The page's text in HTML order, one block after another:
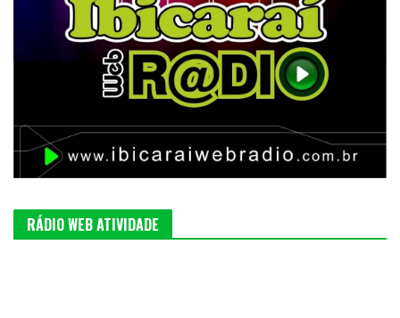
RÁDIO WEB ATIVIDADE